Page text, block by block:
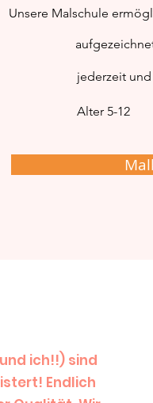
Unsere Malschule
jederzeit
Alter 5-12
ich!!) sind
Endlich